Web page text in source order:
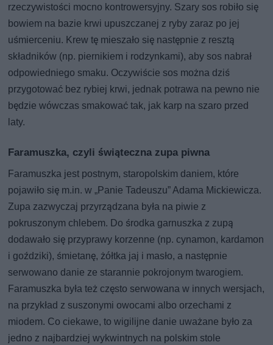
rzeczywistości mocno kontrowersyjny. Szary sos robiło się
bowiem na bazie krwi upuszczanej z ryby zaraz po jej
uśmierceniu. Krew tę mieszało się następnie z resztą
składników (np. piernikiem i rodzynkami), aby sos nabrał
odpowiedniego smaku. Oczywiście sos można dziś
przygotować bez rybiej krwi, jednak potrawa na pewno nie
będzie wówczas smakować tak, jak karp na szaro przed
laty.
Faramuszka, czyli świąteczna zupa piwna
Faramuszka jest postnym, staropolskim daniem, które
pojawiło się m.in. w „Panie Tadeuszu” Adama Mickiewicza.
Zupa zazwyczaj przyrządzana była na piwie z
pokruszonym chlebem. Do środka garnuszka z zupą
dodawało się przyprawy korzenne (np. cynamon, kardamon
i goździki), śmietanę, żółtka jaj i masło, a następnie
serwowano danie ze starannie pokrojonym twarogiem.
Faramuszka była też często serwowana w innych wersjach,
na przykład z suszonymi owocami albo orzechami z
miodem. Co ciekawe, to wigilijne danie uważane było za
jedno z najbardziej wykwintnych na polskim stole